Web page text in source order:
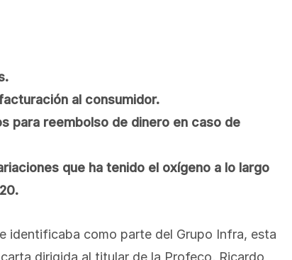
al consumidor.
para reembolso de dinero en caso de
que ha tenido el oxígeno a lo largo
identificaba como parte del Grupo Infra, esta
dirigida al titular de la Profeco, Ricardo